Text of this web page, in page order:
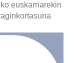
euskarriarekin